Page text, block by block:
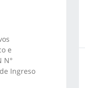
e
N°
Ingreso